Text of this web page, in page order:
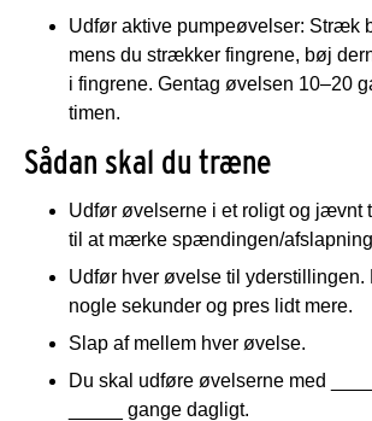
Udfør aktive pumpeøvelser: Stræk
mens du strækker fingrene, bøj
i fingrene. Gentag øvelsen 10–20
timen.
Sådan skal du træne
Udfør øvelserne i et roligt og jævnt
til at mærke spændingen/
Udfør hver øvelse til yderstillingen.
nogle sekunder og pres lidt mere.
Slap af mellem hver øvelse.
Du skal udføre øvelserne med
_____ gange dagligt.